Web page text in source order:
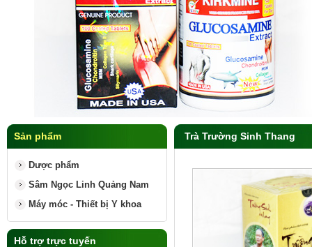
Sản phẩm
Dược phẩm
Sâm Ngọc Linh Quảng Nam
Máy móc - Thiết bị Y khoa
Hỗ trợ trực tuyến
Trà Trường Sinh Thang